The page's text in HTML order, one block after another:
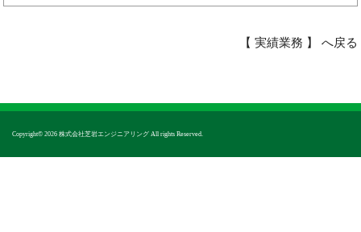
【 実績業務 】 へ戻る
Copyright© 2026 株式会社芝岩エンジニアリング All rights Reserved.